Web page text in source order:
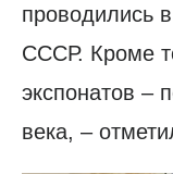
проводились
СССР. Кроме
экспонатов –
века, –